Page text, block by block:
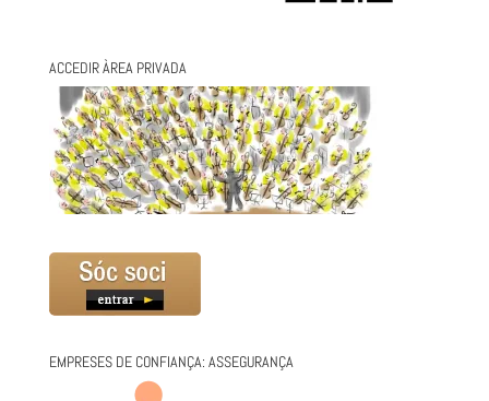
ACCEDIR ÀREA PRIVADA
EMPRESES DE CONFIANÇA: ASSEGURANÇA